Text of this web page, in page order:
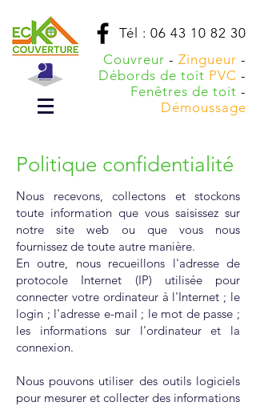
Tél : 06 43 10 82 30
Couvreur - Zingueur -
Débords de toit PVC -
Fenêtres de toit -
Démoussage
Politique confidentialité
Nous recevons, collectons et stockons
toute information que vous saisissez sur
notre site web ou que vous nous
fournissez de toute autre manière.
En outre, nous recueillons l'adresse de
protocole Internet (IP) utilisée pour
connecter votre ordinateur à l'Internet ; le
login ; l'adresse e-mail ; le mot de passe ;
les informations sur l'ordinateur et la
connexion.
Nous pouvons utiliser des outils logiciels
pour mesurer et collecter des informations